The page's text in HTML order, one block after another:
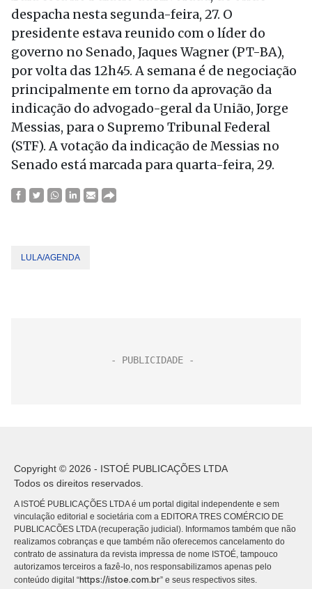
despacha nesta segunda-feira, 27. O
presidente estava reunido com o líder do
governo no Senado, Jaques Wagner (PT-BA),
por volta das 12h45. A semana é de negociação
principalmente em torno da aprovação da
indicação do advogado-geral da União, Jorge
Messias, para o Supremo Tribunal Federal
(STF). A votação da indicação de Messias no
Senado está marcada para quarta-feira, 29.
LULA/AGENDA
Copyright © 2026 - ISTOÉ PUBLICAÇÕES LTDA
Todos os direitos reservados.
A ISTOÉ PUBLICAÇÕES LTDA é um portal digital independente e sem
vinculação editorial e societária com a EDITORA TRES COMÉRCIO DE
PUBLICACÕES LTDA (recuperação judicial). Informamos também que não
realizamos cobranças e que também não oferecemos cancelamento do
contrato de assinatura da revista impressa de nome ISTOÉ, tampouco
autorizamos terceiros a fazê-lo, nos responsabilizamos apenas pelo
conteúdo digital “https://istoe.com.br” e seus respectivos sites.